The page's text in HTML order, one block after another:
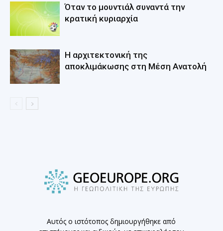
Όταν το μουντιάλ συναντά την
κρατική κυριαρχία
Η αρχιτεκτονική της
αποκλιμάκωσης στη Mέση Aνατολή
Αυτός ο ιστότοπος δημιουργήθηκε από